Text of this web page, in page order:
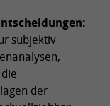
subjektiv
der